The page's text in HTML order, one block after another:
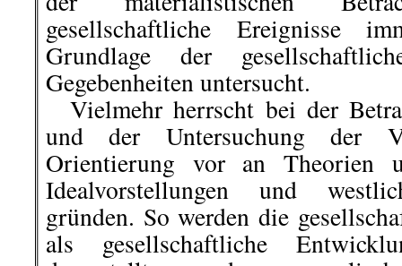
gesellschaftliche Ereignisse
Grundlage der
Gegebenheiten untersucht.
Vielmehr herrscht bei der
und der Untersuchung der
Orientierung vor an Theorien
Idealvorstellungen und
gründen. So werden die
als gesellschaftliche